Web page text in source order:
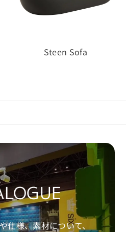
Steen Sofa
仕様、素材について、